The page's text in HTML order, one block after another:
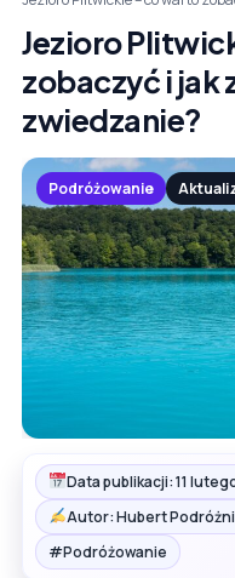
Jezioro
zobaczyć i jak
zwiedzanie?
Podróżowanie
Data publikacji: 11
Autor: Hubert
#Podróżowanie